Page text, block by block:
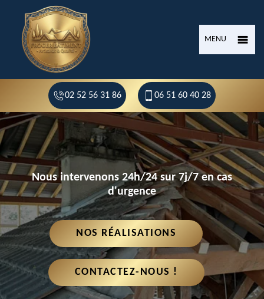
MENU
02 52 56 31 86 06 51 60 40 28
Nous intervenons 24h/24 sur 7j/7 en cas
d'urgence
NOS RÉALISATIONS
CONTACTEZ-NOUS !